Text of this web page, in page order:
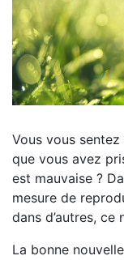
Vous vous
que vous avez
est mauvaise ?
mesure de
dans d’autres, ce
La bonne